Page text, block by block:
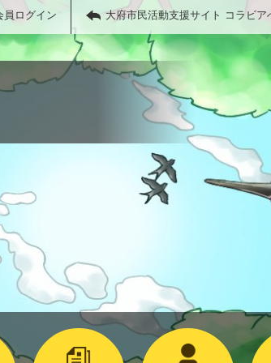
員ログイン 大府市民活動支援サイト コラビア